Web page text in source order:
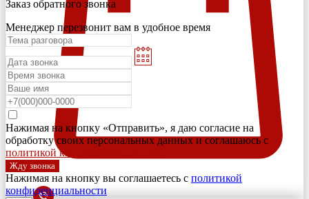
Заказ обратного звонка
Менеджер перезвонит вам в удобное время
Нажимая на кнопку «Отправить», я даю согласие на
обработку своих персональных данных и соглашаюсь с
политикой конфиденциальности
Жду звонка
Нажимая на кнопку вы соглашаетесь с политикой
конфиденциальности